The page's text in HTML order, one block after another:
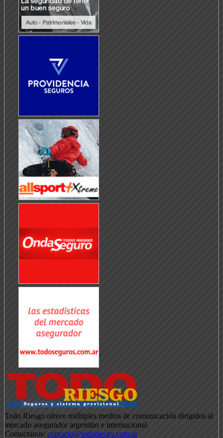
Todo Riesgo ofrece múltiples medios de comunicación dirigidos al
mercado asegurador argentino e internacional.
Contactanos: contacto@todoriesgo.com.ar